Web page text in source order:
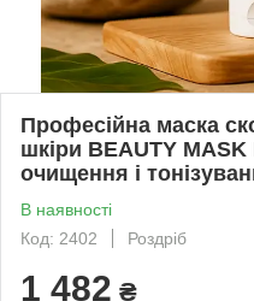
Професійна маска
шкіри BEAUTY
очищення і
В наявності
Код: 2402
Роздріб
1 482 ₴